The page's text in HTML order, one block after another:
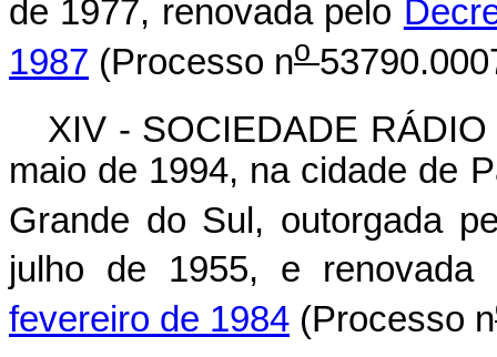
de 1977, renovada pelo
1987 (Processo no
XIV - SOCIEDADE
maio de 1994, na cidade de
Grande do Sul, outorgada
julho de 1955, e
fevereiro de 1984 (Processo n